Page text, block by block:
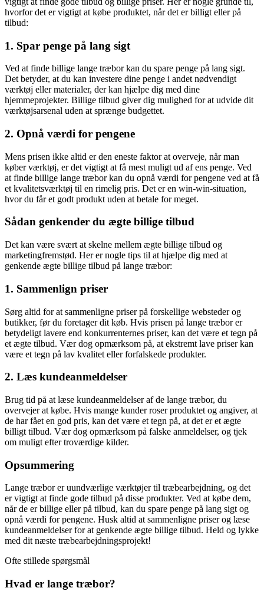
hvorfor det er vigtigt at købe produktet, når det er billigt eller på
tilbud:
1. Spar penge på lang sigt
Ved at finde billige lange træbor kan du spare penge på lang sigt.
Det betyder, at du kan investere dine penge i andet nødvendigt
værktøj eller materialer, der kan hjælpe dig med dine
hjemmeprojekter. Billige tilbud giver dig mulighed for at udvide dit
værktøjsarsenal uden at sprænge budgettet.
2. Opnå værdi for pengene
Mens prisen ikke altid er den eneste faktor at overveje, når man
køber værktøj, er det vigtigt at få mest muligt ud af ens penge. Ved
at finde billige lange træbor kan du opnå værdi for pengene ved at få
et kvalitetsværktøj til en rimelig pris. Det er en win-win-situation,
hvor du får et godt produkt uden at betale for meget.
Sådan genkender du ægte billige tilbud
Det kan være svært at skelne mellem ægte billige tilbud og
marketingfremstød. Her er nogle tips til at hjælpe dig med at
genkende ægte billige tilbud på lange træbor:
1. Sammenlign priser
Sørg altid for at sammenligne priser på forskellige websteder og
butikker, før du foretager dit køb. Hvis prisen på lange træbor er
betydeligt lavere end konkurrenternes priser, kan det være et tegn på
et ægte tilbud. Vær dog opmærksom på, at ekstremt lave priser kan
være et tegn på lav kvalitet eller forfalskede produkter.
2. Læs kundeanmeldelser
Brug tid på at læse kundeanmeldelser af de lange træbor, du
overvejer at købe. Hvis mange kunder roser produktet og angiver, at
de har fået en god pris, kan det være et tegn på, at det er et ægte
billigt tilbud. Vær dog opmærksom på falske anmeldelser, og tjek
om muligt efter troværdige kilder.
Opsummering
Lange træbor er uundværlige værktøjer til træbearbejdning, og det
er vigtigt at finde gode tilbud på disse produkter. Ved at købe dem,
når de er billige eller på tilbud, kan du spare penge på lang sigt og
opnå værdi for pengene. Husk altid at sammenligne priser og læse
kundeanmeldelser for at genkende ægte billige tilbud. Held og lykke
med dit næste træbearbejdningsprojekt!
Ofte stillede spørgsmål
Hvad er lange træbor?